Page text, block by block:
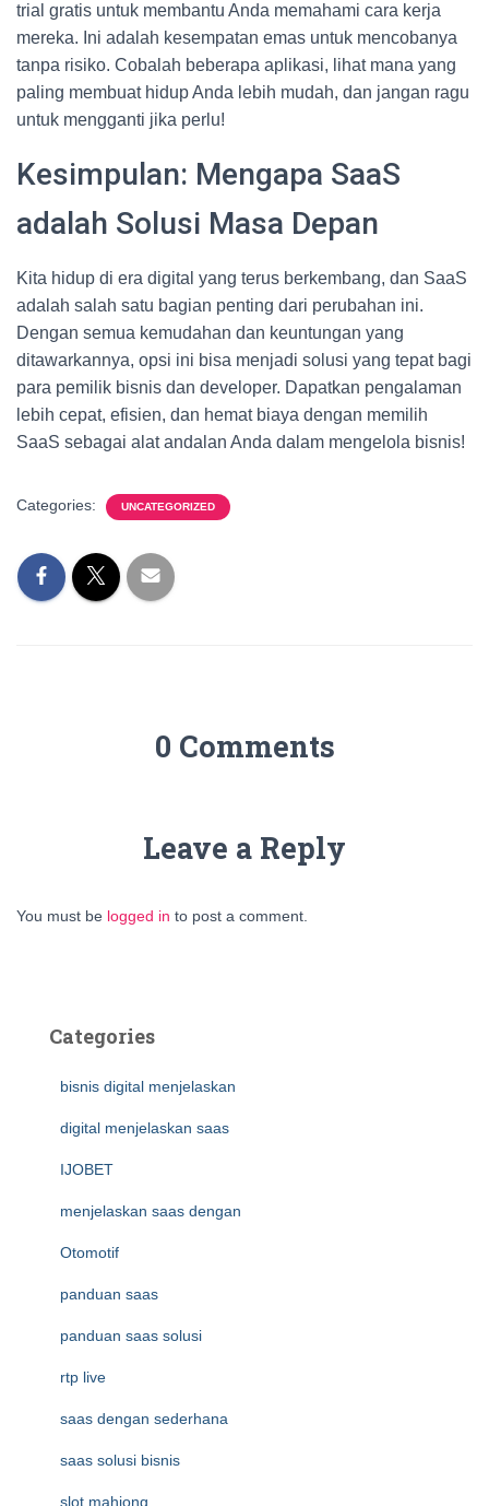
trial gratis untuk membantu Anda memahami cara kerja
mereka. Ini adalah kesempatan emas untuk mencobanya
tanpa risiko. Cobalah beberapa aplikasi, lihat mana yang
paling membuat hidup Anda lebih mudah, dan jangan ragu
untuk mengganti jika perlu!
Kesimpulan: Mengapa SaaS
adalah Solusi Masa Depan
Kita hidup di era digital yang terus berkembang, dan SaaS
adalah salah satu bagian penting dari perubahan ini.
Dengan semua kemudahan dan keuntungan yang
ditawarkannya, opsi ini bisa menjadi solusi yang tepat bagi
para pemilik bisnis dan developer. Dapatkan pengalaman
lebih cepat, efisien, dan hemat biaya dengan memilih
SaaS sebagai alat andalan Anda dalam mengelola bisnis!
Categories: UNCATEGORIZED
0 Comments
Leave a Reply
You must be logged in to post a comment.
Categories
bisnis digital menjelaskan
digital menjelaskan saas
IJOBET
menjelaskan saas dengan
Otomotif
panduan saas
panduan saas solusi
rtp live
saas dengan sederhana
saas solusi bisnis
slot mahjong